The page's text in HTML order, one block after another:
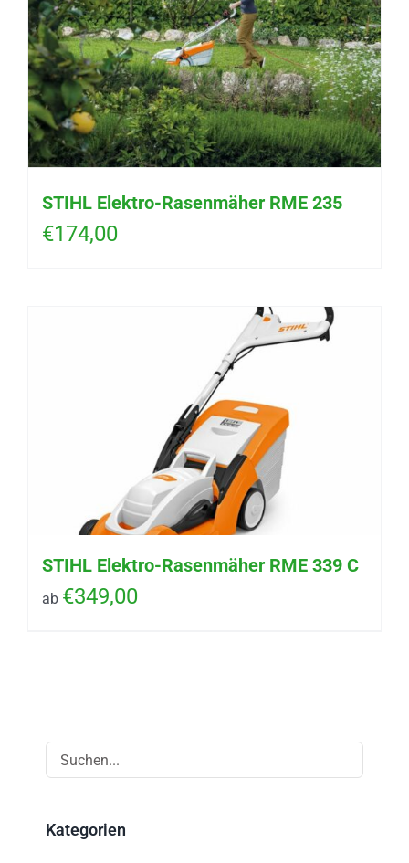
STIHL Elektro-Rasenmäher RME 235
€174,00
STIHL Elektro-Rasenmäher RME 339 C
ab €349,00
Kategorien